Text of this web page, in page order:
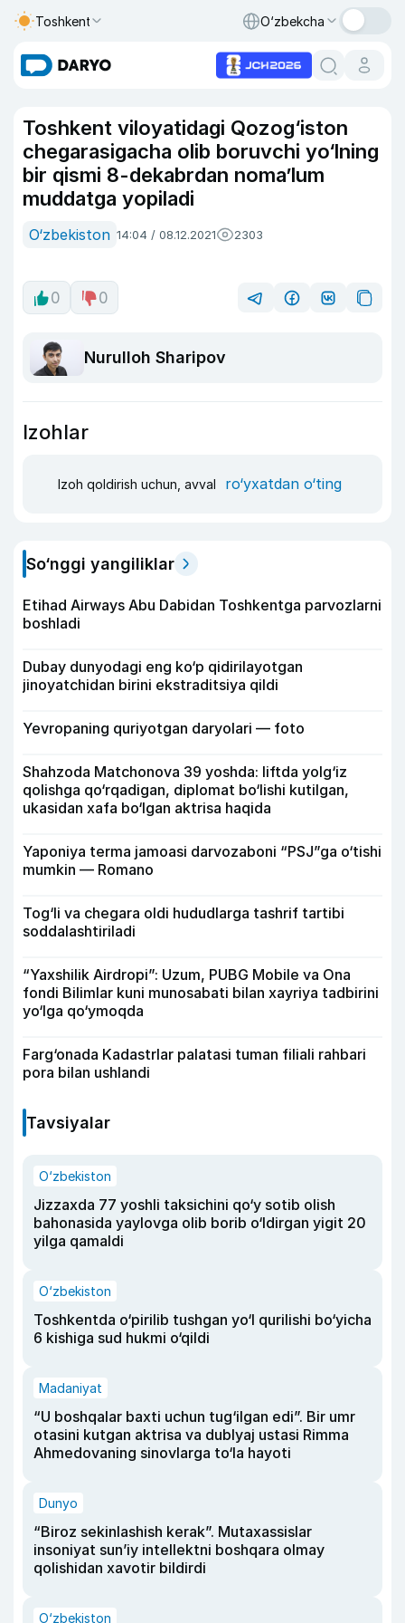
Toshkent O‘zbekcha
Toshkent viloyatidagi Qozog‘iston
chegarasigacha olib boruvchi yo‘lning
bir qismi 8-dekabrdan noma’lum
muddatga yopiladi
O‘zbekiston 14:04 / 08.12.2021 2303
0 0
Nurulloh Sharipov
Izohlar
Izoh qoldirish uchun, avval ro‘yxatdan o‘ting
So‘nggi yangiliklar
Etihad Airways Abu Dabidan Toshkentga parvozlarni
boshladi
Dubay dunyodagi eng ko‘p qidirilayotgan
jinoyatchidan birini ekstraditsiya qildi
Yevropaning quriyotgan daryolari — foto
Shahzoda Matchonova 39 yoshda: liftda yolg‘iz
qolishga qo‘rqadigan, diplomat bo‘lishi kutilgan,
ukasidan xafa bo‘lgan aktrisa haqida
Yaponiya terma jamoasi darvozaboni “PSJ”ga o‘tishi
mumkin — Romano
Tog‘li va chegara oldi hududlarga tashrif tartibi
soddalashtiriladi
“Yaxshilik Airdropi”: Uzum, PUBG Mobile va Ona
fondi Bilimlar kuni munosabati bilan xayriya tadbirini
yo‘lga qo‘ymoqda
Farg‘onada Kadastrlar palatasi tuman filiali rahbari
pora bilan ushlandi
Tavsiyalar
O‘zbekiston
Jizzaxda 77 yoshli taksichini qo‘y sotib olish
bahonasida yaylovga olib borib o‘ldirgan yigit 20
yilga qamaldi
O‘zbekiston
Toshkentda o‘pirilib tushgan yo‘l qurilishi bo‘yicha
6 kishiga sud hukmi o‘qildi
Madaniyat
“U boshqalar baxti uchun tug‘ilgan edi”. Bir umr
otasini kutgan aktrisa va dublyaj ustasi Rimma
Ahmedovaning sinovlarga to‘la hayoti
Dunyo
“Biroz sekinlashish kerak”. Mutaxassislar
insoniyat sun’iy intellektni boshqara olmay
qolishidan xavotir bildirdi
O‘zbekiston